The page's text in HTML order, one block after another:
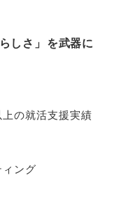
らしさ 」 を武器に
の就活支援実績
ング